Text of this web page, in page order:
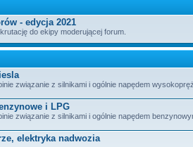
- edycja 2021
do ekipy moderującej forum.
związanie z silnikami i ogólnie napędem
i LPG
związanie z silnikami i ogólnie napędem
elektryka nadwozia